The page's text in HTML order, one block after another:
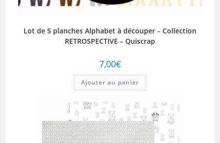
Lot de 5 planches Alphabet à découper – Collection
RETROSPECTIVE – Quiscrap
7,00€
Ajouter au panier